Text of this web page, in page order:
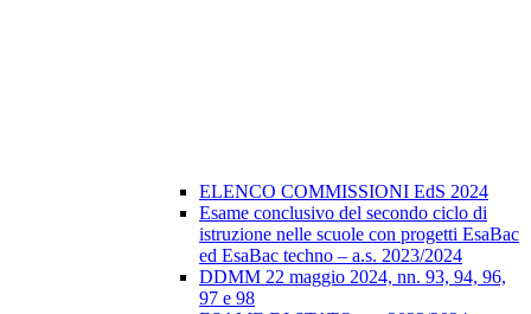
ELENCO COMMISSIONI EdS 2024
Esame conclusivo del secondo ciclo di
istruzione nelle scuole con progetti EsaBac
ed EsaBac techno – a.s. 2023/2024
DDMM 22 maggio 2024, nn. 93, 94, 96,
97 e 98